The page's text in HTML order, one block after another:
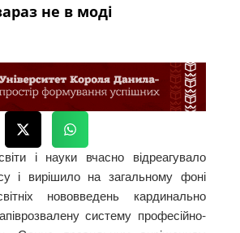
не в моді
і науки вчасно відреагувало
і вирішило на загальному фоні
нововведень кардинально
систему професійно-